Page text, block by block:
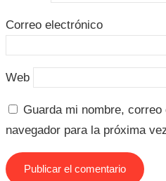
Correo electrónico
Web
Guarda mi nombre,
navegador para la próxima